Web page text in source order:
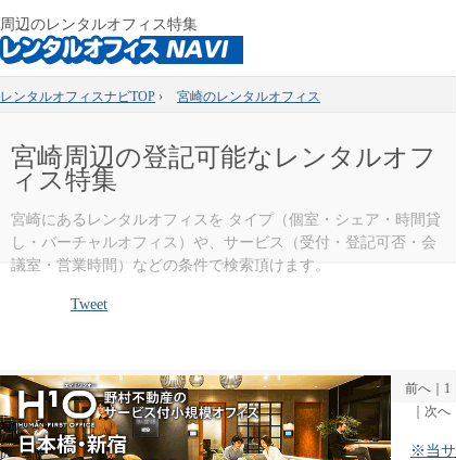
周辺のレンタルオフィス特集
レンタルオフィスナビTOP › 宮崎のレンタルオフィス
宮崎周辺の登記可能なレンタルオフ
ィス特集
宮崎にあるレンタルオフィスを タイプ（個室・シェア・時間貸
し・バーチャルオフィス）や、サービス（受付・登記可否・会
議室・営業時間）などの条件で検索頂けます。
Tweet
前へ
1
次へ
※当サ